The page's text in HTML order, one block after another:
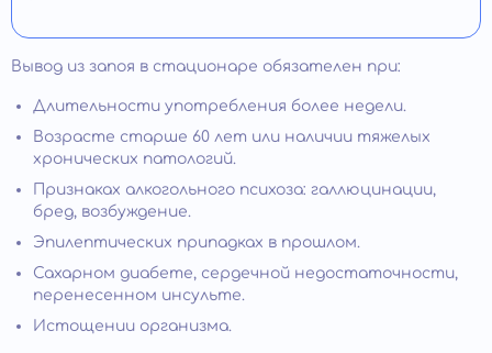
Вывод из запоя в стационаре обязателен при:
Длительности употребления более недели.
Возрасте старше 60 лет или наличии тяжелых
хронических патологий.
Признаках алкогольного психоза: галлюцинации,
бред, возбуждение.
Эпилептических припадках в прошлом.
Сахарном диабете, сердечной недостаточности,
перенесенном инсульте.
Истощении организма.